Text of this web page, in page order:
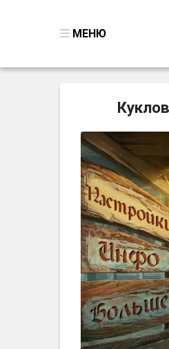
МЕНЮ
ПОИСК ПРЕДМЕТОВ
ГОЛОВОЛОМКИ
БИЗНЕС
ТРИ-В-РЯД
СТРАТЕГИИ
СТРЕЛЯЛКИ
КВЕСТ
КАК СКАЧАТЬ
НОВОСТИ